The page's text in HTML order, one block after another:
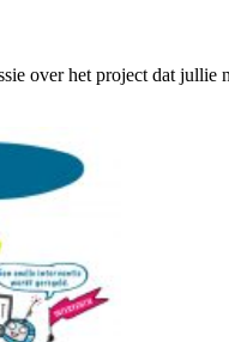
over het project dat